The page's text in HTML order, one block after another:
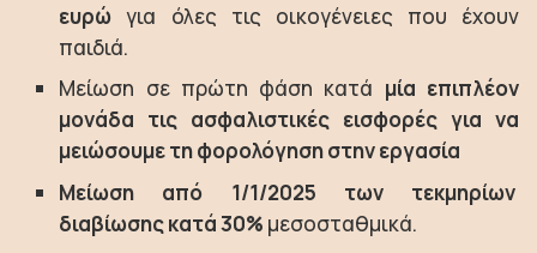
ευρώ για όλες τις οικογένειες που έχουν
παιδιά.
Μείωση σε πρώτη φάση κατά μία επιπλέον
μονάδα τις ασφαλιστικές εισφορές για να
μειώσουμε τη φορολόγηση στην εργασία
Μείωση από 1/1/2025 των τεκμηρίων
διαβίωσης κατά 30% μεσοσταθμικά.